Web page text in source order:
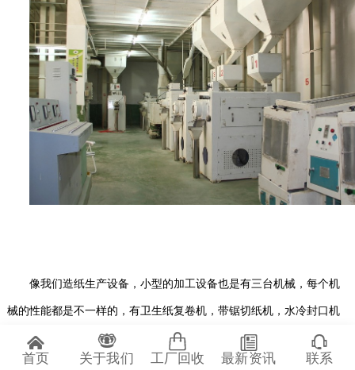
像我们造纸生产设备，小型的加工设备也是有三台机械，每个机
械的性能都是不一样的，有卫生纸复卷机，带锯切纸机，水冷封口机
等，小型卫生纸加工设备价格是由设备的自动化程度来决定的，自动
化程度越高，其价格就越贵，现在的机械也是越来越先进了，自动化
首页 关于我们 工厂回收 最新资讯 联系